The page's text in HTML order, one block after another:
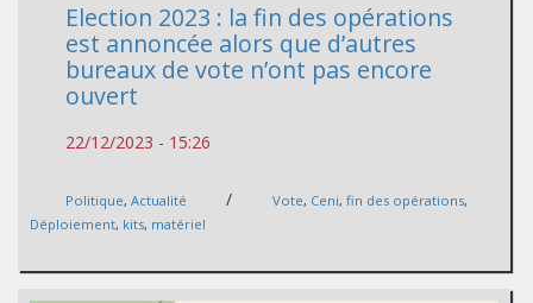
Election 2023 : la fin des opérations
est annoncée alors que d’autres
bureaux de vote n’ont pas encore
ouvert
22/12/2023 - 15:26
Politique, Actualité / Vote, Ceni, fin des opérations,
Déploiement, kits, matériel